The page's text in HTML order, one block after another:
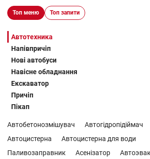
Топ меню Топ запити
Автотехника
Напівпричіп
Нові автобуси
Навісне обладнання
Екскаватор
Причіп
Пікап
Автобетонозмішувач Автогідропідіймач
Автоцистерна
Автоцистерна для води
Паливозаправник
Асенізатор